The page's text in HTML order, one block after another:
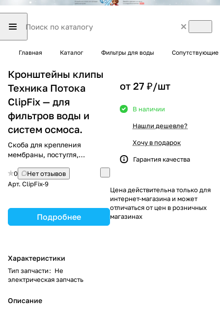
Главная Каталог Фильтры для воды
Кронштейны клипы
Техника Потока
ClipFix — для
фильтров воды и
систем осмоса.
Скоба для крепления
мембраны, постугля,
систем обратного осмоса
0
Нет отзывов
Арт. ClipFix-9
Подробнее
Характеристики
Тип запчасти: Не
электрическая запчасть
Описание
от 27 ₽/шт
В наличии
Нашли дешевле?
Хочу в подарок
Гарантия качества
Цена действительна только для
интернет-магазина и может
отличаться от цен в розничных
магазинах